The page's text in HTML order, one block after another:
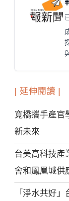
| 延伸閱讀 |
寬橋攜手產官
新未來
台美高科技
會和鳳凰城供
「淨水共好